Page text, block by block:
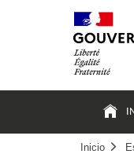
principale
Inicio